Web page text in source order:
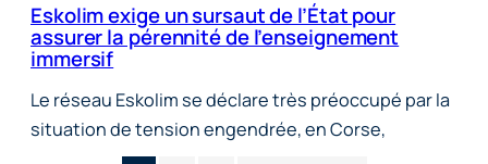
Eskolim exige un sursaut de l’État pour
assurer la pérennité de l’enseignement
immersif
Le réseau Eskolim se déclare très préoccupé par la
situation de tension engendrée, en Corse,